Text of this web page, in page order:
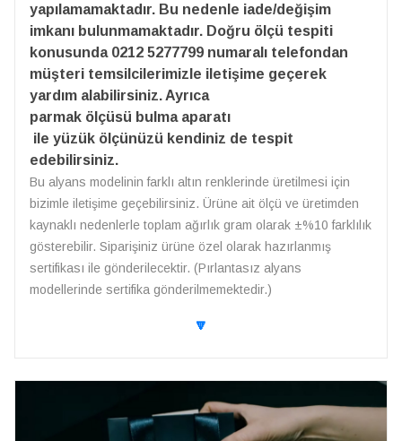
yapılamamaktadır. Bu nedenle iade/değişim
imkanı bulunmamaktadır. Doğru ölçü tespiti
konusunda 0212 5277799 numaralı telefondan
müşteri temsilcilerimizle iletişime geçerek
yardım alabilirsiniz. Ayrıca
parmak ölçüsü bulma aparatı
ile yüzük ölçünüzü kendiniz de tespit
edebilirsiniz.
Bu alyans modelinin farklı altın renklerinde üretilmesi için
bizimle iletişime geçebilirsiniz. Ürüne ait ölçü ve üretimden
kaynaklı nedenlerle toplam ağırlık gram olarak ±%10 farklılık
gösterebilir. Siparişiniz ürüne özel olarak hazırlanmış
sertifikası ile gönderilecektir. (Pırlantasız alyans
modellerinde sertifika gönderilmemektedir.)
🔽